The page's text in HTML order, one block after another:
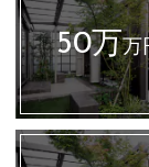
50万万